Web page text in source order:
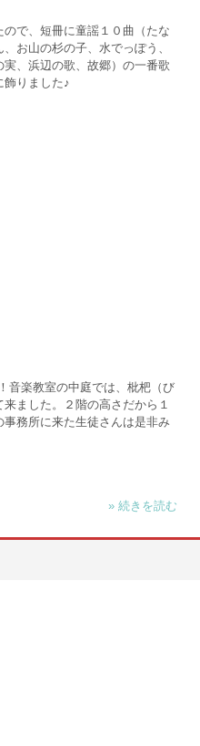
で、短冊に童謡１０曲（たな
お山の杉の子、水でっぽう、
、浜辺の歌、故郷）の一番歌
飾りました♪
音楽教室の中庭では、枇杷（び
ました。２階の高さだから１
務所に来た生徒さんは是非み
» 続きを読む